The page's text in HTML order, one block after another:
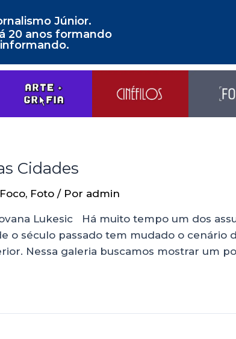
Júnior.
20 anos formando
Cidades
Foco, Foto / Por admin
Lukesic Há muito tempo um dos
o século passado tem mudado o
Nessa galeria buscamos mostrar um